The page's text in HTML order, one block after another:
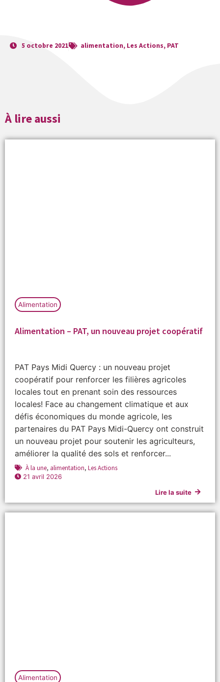
5 octobre 2021 alimentation, Les Actions, PAT
À lire aussi
Alimentation
Alimentation – PAT, un nouveau projet coopératif
PAT Pays Midi Quercy : un nouveau projet
coopératif pour renforcer les filières agricoles
locales tout en prenant soin des ressources
locales! Face au changement climatique et aux
défis économiques du monde agricole, les
partenaires du PAT Pays Midi-Quercy ont construit
un nouveau projet pour soutenir les agriculteurs,
améliorer la qualité des sols et renforcer...
À la une, alimentation, Les Actions
21 avril 2026
Lire la suite
Alimentation